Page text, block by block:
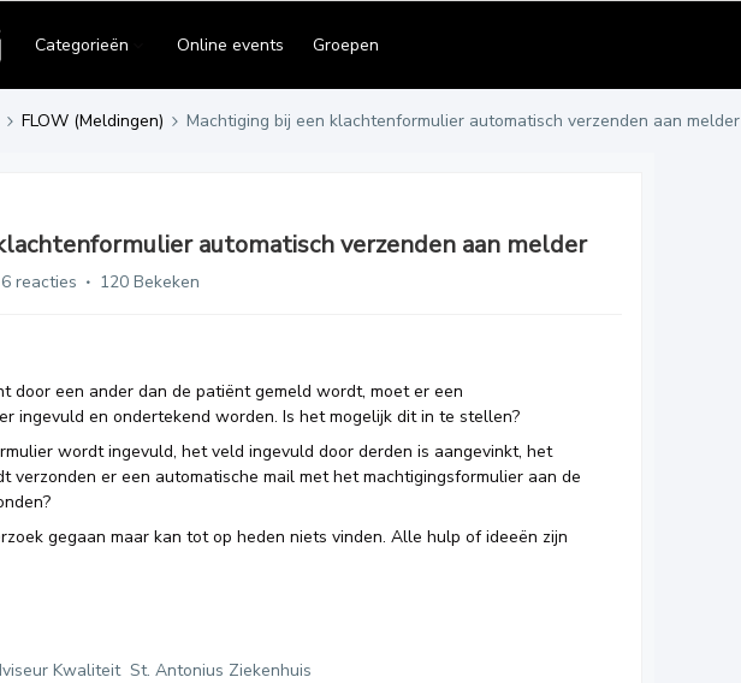
Categorieën Online events Groepen
FLOW (Meldingen) Machtiging bij een klachtenformulier automatisch verzenden aan melder
automatisch verzenden aan melder
6 reacties 120 Bekeken
door een ander dan de patiënt gemeld wordt, moet er een
ingevuld en ondertekend worden. Is het mogelijk dit in te stellen?
wordt ingevuld, het veld ingevuld door derden is aangevinkt, het
verzonden er een automatische mail met het machtigingsformulier aan de
gegaan maar kan tot op heden niets vinden. Alle hulp of ideeën zijn
Kwaliteit St. Antonius Ziekenhuis